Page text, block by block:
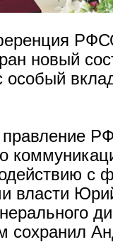
новый
с
власти
сохранил